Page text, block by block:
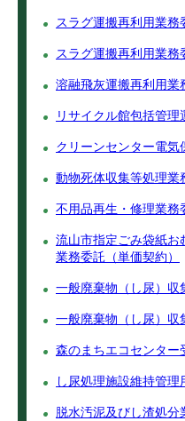
スラグ運搬再利用業務
スラグ運搬再利用業務
溶融飛灰運搬再利用業
リサイクル館包括管
クリーンセンター電気
動物死体収集等処理業
不用品再生・修理業務
流山市指定ごみ袋紙お
業務委託（単価契約）
一般廃棄物（し尿）収
一般廃棄物（し尿）収
森のまちエコセンター
し尿処理施設維持管理
脱水汚泥及びし渣処分